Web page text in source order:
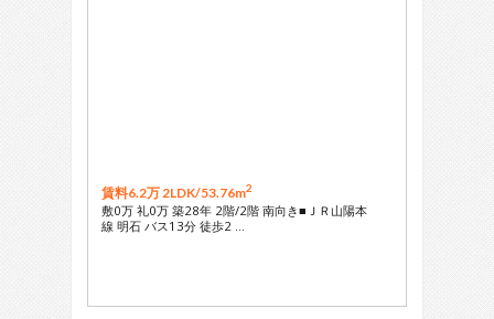
賃料6.2万 2LDK/53.76m2
敷0万 礼0万 築28年 2階/2階 南向き■ＪＲ山陽本
線 明石 バス13分 徒歩2 …